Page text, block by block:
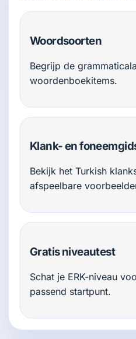
Woordsoorten
Begrijp de
woordenboekitems.
Klank- en
Bekijk het Turkish
afspeelbare
Gratis niveautest
Schat je ERK-niveau
passend startpunt.